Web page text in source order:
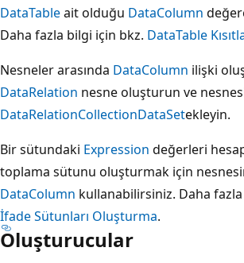
DataTableait olduğu DataColumn
Daha fazla bilgi için bkz. DataTable
Nesneler arasında DataColumn ilişki
DataRelation nesne oluşturun ve
DataRelationCollectionDataSetekleyin.
Bir sütundaki Expression değerleri
toplama sütunu oluşturmak için
DataColumn kullanabilirsiniz. Daha
İfade Sütunları Oluşturma.
Oluşturucular